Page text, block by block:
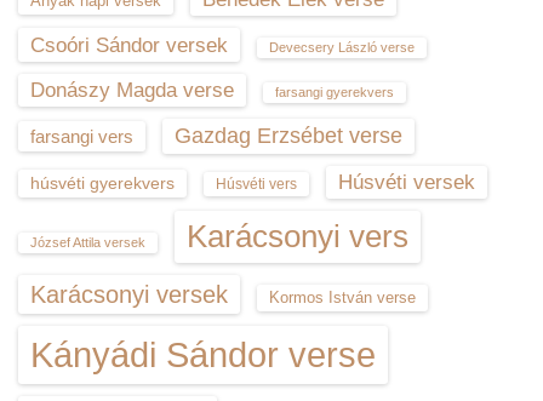
Csoóri Sándor versek
Devecsery László verse
Donászy Magda verse farsangi gyerekvers
farsangi vers Gazdag Erzsébet verse
húsvéti gyerekvers Húsvéti vers Húsvéti versek
József Attila versek Karácsonyi vers
Karácsonyi versek Kormos István verse
Kányádi Sándor verse